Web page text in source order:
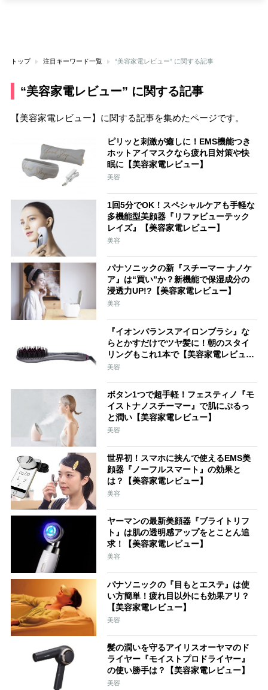
トップ 注目キーワード一覧 “美容家電レビュー” に関する記事
“美容家電レビュー” に関する記事
【美容家電レビュー】に関する記事を集めたページです。
ピリッと刺激が癒しに！EMS機能つき
ホットアイマスクなら疲れ目対策や快
眠に【美容家電レビュー】
美容
1回5分でOK！スペシャルケアも手軽な
多機能型美顔器『リファビューテック
レイズ』【美容家電レビュー】
美容
パナソニックの新『スチーマー ナノケ
ア』は“買い”か？新機能で保湿成分の
浸透力UP!?【美容家電レビュー】
美容
『イオンバランスアイロンブラシ』な
らとかすだけでツヤ髪に！朝のスタイ
リングもこれ1本で【美容家電レビュ
ー】
美容
ボタン1つで超手軽！フェスティノ『モ
イストナノスチーマー』で肌にぷるっ
と潤い【美容家電レビュー】
美容
世界初！スマホに挟んで使えるEMS美
顔器『ノーフルスマート』の効果と
は？【美容家電レビュー】
美容
ヤーマンの最新美顔器『ブライトリフ
ト』は肌の透明感アップをとことん追
求！【美容家電レビュー】
美容
パナソニックの『目もとエステ』は使
い方簡単！疲れ目以外にも効果アリ？
【美容家電レビュー】
美容
髪の潤いを守るアイリスオーヤマのド
ライヤー『モイストプロドライヤー』
の使い勝手は？【美容家電レビュー】
美容